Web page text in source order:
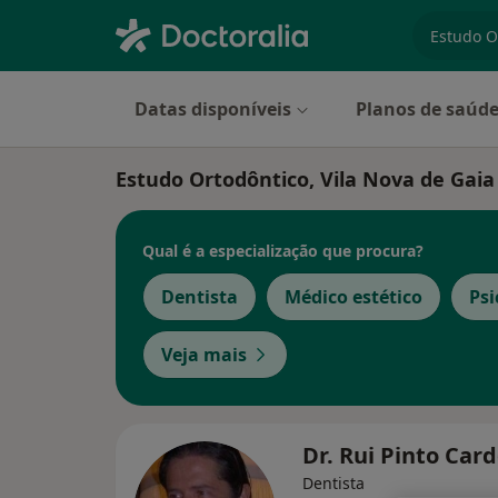
Datas disponíveis Planos de saúde
Estudo Ortodôntico, Vila Nova de Gaia
Qual é a especialização que procura?
Dentista Médico estético
Veja mais
Dr. Rui Pinto
Dentista